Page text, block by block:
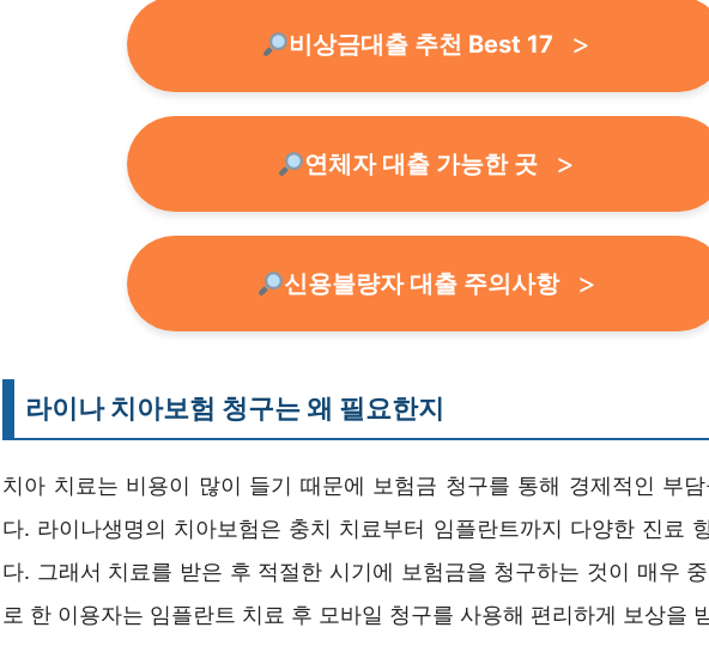
비상금대출 추천 Best 17
연체자 대출 가능한 곳
신용불량자 대출 주의사항
라이나 치아보험 청구는 왜 필요한지
치아 치료는 비용이 많이 들기 때문에 보험금 청구를 통해 경제적인 부
다. 라이나생명의 치아보험은 충치 치료부터 임플란트까지 다양한 진료
다. 그래서 치료를 받은 후 적절한 시기에 보험금을 청구하는 것이 매우
로 한 이용자는 임플란트 치료 후 모바일 청구를 사용해 편리하게 보상을